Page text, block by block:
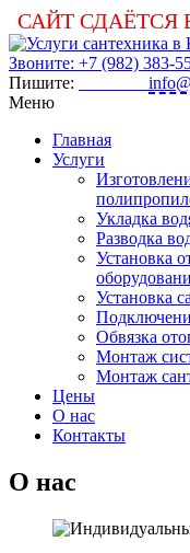
САЙТ СДАЁТСЯ
Звоните: +7 (982) 383-
Пишите:
Меню
Главная
Услуги
Укладка
Разводка
Установка
Установка
Обвязка
Монтаж
Монтаж
Цены
О нас
Контакты
О нас